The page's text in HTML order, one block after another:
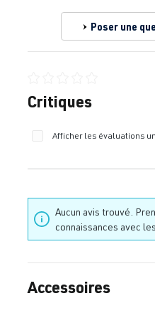
Poser une
Note moyenne de 0 sur 5
Critiques
Afficher les évaluations
Aucun avis trouvé.
connaissances avec
Ignorer la galerie de produits
Accessoires